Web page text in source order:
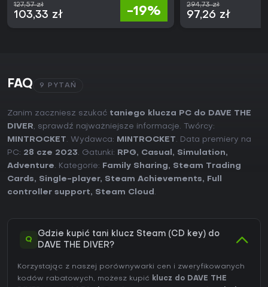
127,57 zł
103,33 zł -19%
294,73 zł
97,26 zł
FAQ 9 PYTAŃ
Zanim zaczniesz szukać taniego klucza PC do DAVE THE
DIVER, sprawdź najważniejsze informacje. Twórcy:
MINTROCKET. Wydawca: MINTROCKET. Data premiery na
PC: 28 cze 2023. Gatunki: RPG, Casual , Simulation,
Adventure. Kategorie: Family Sharing, Steam Trading
Cards, Single-player, Steam Achievements,
Full
controller support, Steam Cloud .
Q
Gdzie kupić tani klucz Steam (CD key) do
DAVE THE DIVER?
Korzystając z naszej porównywarki cen i zweryfikowanych
kodów rabatowych, możesz kupić klucz do DAVE THE